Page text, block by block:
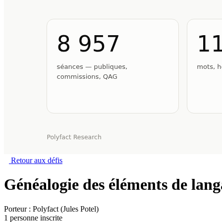
Retour aux défis
Généalogie des éléments de
Porteur : Polyfact (Jules Potel)
1 personne inscrite